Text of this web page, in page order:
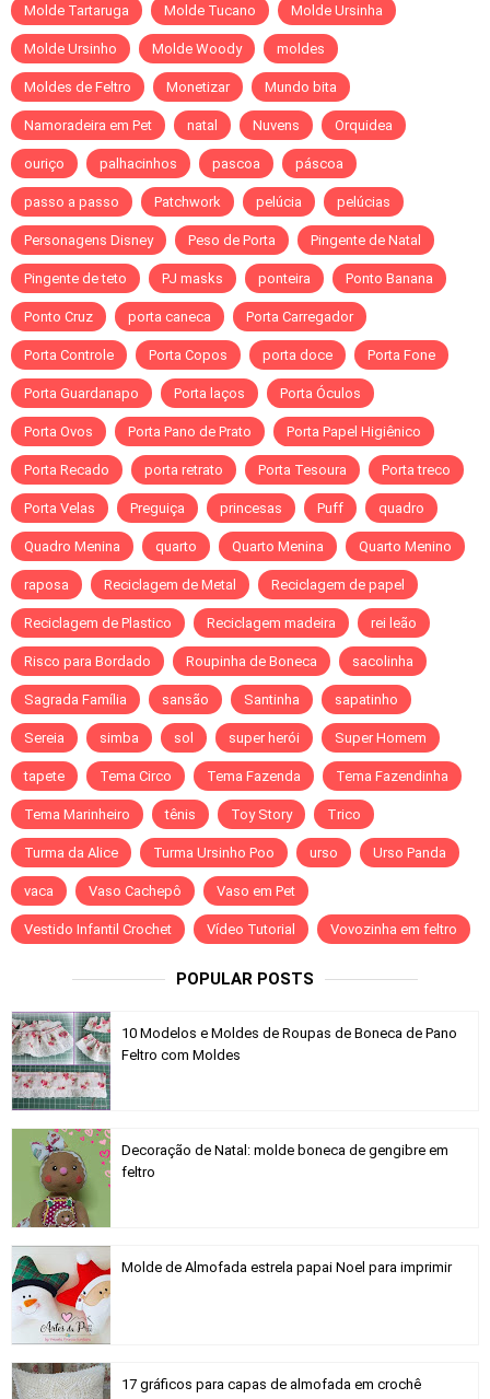
Molde Tartaruga Molde Tucano Molde Ursinha
Molde Ursinho Molde Woody moldes
Moldes de Feltro Monetizar Mundo bita
Namoradeira em Pet natal Nuvens Orquidea
ouriço palhacinhos pascoa páscoa
passo a passo Patchwork pelúcia pelúcias
Personagens Disney Peso de Porta Pingente de Natal
Pingente de teto PJ masks ponteira Ponto Banana
Ponto Cruz porta caneca Porta Carregador
Porta Controle Porta Copos porta doce Porta Fone
Porta Guardanapo Porta laços Porta Óculos
Porta Ovos Porta Pano de Prato Porta Papel Higiênico
Porta Recado porta retrato Porta Tesoura Porta treco
Porta Velas Preguiça princesas Puff quadro
Quadro Menina quarto Quarto Menina Quarto Menino
raposa Reciclagem de Metal Reciclagem de papel
Reciclagem de Plastico Reciclagem madeira rei leão
Risco para Bordado Roupinha de Boneca sacolinha
Sagrada Família sansão Santinha sapatinho
Sereia simba sol super herói Super Homem
tapete Tema Circo Tema Fazenda Tema Fazendinha
Tema Marinheiro tênis Toy Story Trico
Turma da Alice Turma Ursinho Poo urso Urso Panda
vaca Vaso Cachepô Vaso em Pet
Vestido Infantil Crochet Vídeo Tutorial Vovozinha em feltro
POPULAR POSTS
10 Modelos e Moldes de Roupas de Boneca de Pano
Feltro com Moldes
Decoração de Natal: molde boneca de gengibre em
feltro
Molde de Almofada estrela papai Noel para imprimir
17 gráficos para capas de almofada em crochê